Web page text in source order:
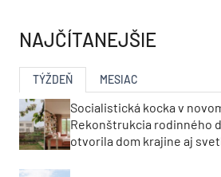
NAJČÍTANEJŠIE
TÝŽDEŇ MESIAC
Socialistická kocka v
Rekonštrukcia rodinného
otvorila dom krajine aj